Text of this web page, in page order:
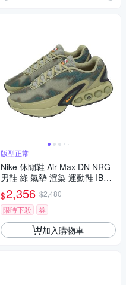
版型正常
Nike 休閒鞋 Air Max DN NRG
男鞋 綠 氣墊 渲染 運動鞋 IB70
25-200
$2,356 $2,480
限時下殺
券
加入購物車